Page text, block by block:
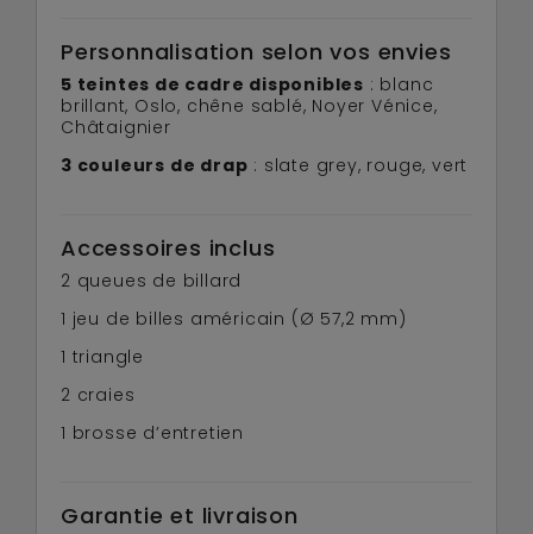
Personnalisation selon vos envies
5 teintes de cadre disponibles : blanc
brillant, Oslo, chêne sablé, Noyer Vénice,
Châtaignier
3 couleurs de drap : slate grey, rouge, vert
Accessoires inclus
2 queues de billard
1 jeu de billes américain (Ø 57,2 mm)
1 triangle
2 craies
1 brosse d’entretien
Garantie et livraison